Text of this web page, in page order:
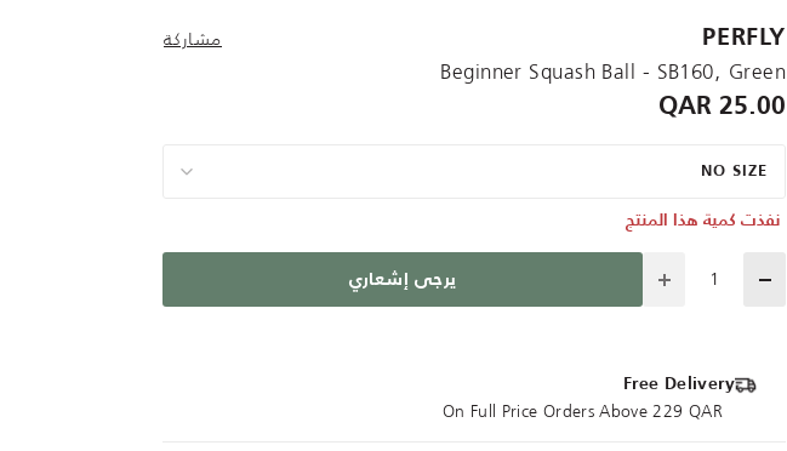
PERFLY مشاركة
Beginner Squash Ball - SB160, Green
25.00 QAR
NO SIZE
نفذت كمية هذا المنتج
Quantity يرجى إشعاري
Free Delivery
On Full Price Orders Above 229 QAR